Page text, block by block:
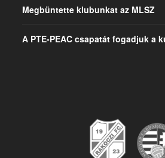
Megbüntette klubunkat az MLSZ
A PTE-PEAC csapatát fogadjuk a